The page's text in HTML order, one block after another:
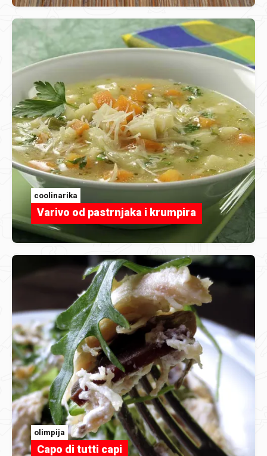
coolinarika
Varivo od pastrnjaka i krumpira
olimpija
Capo di tutti capi